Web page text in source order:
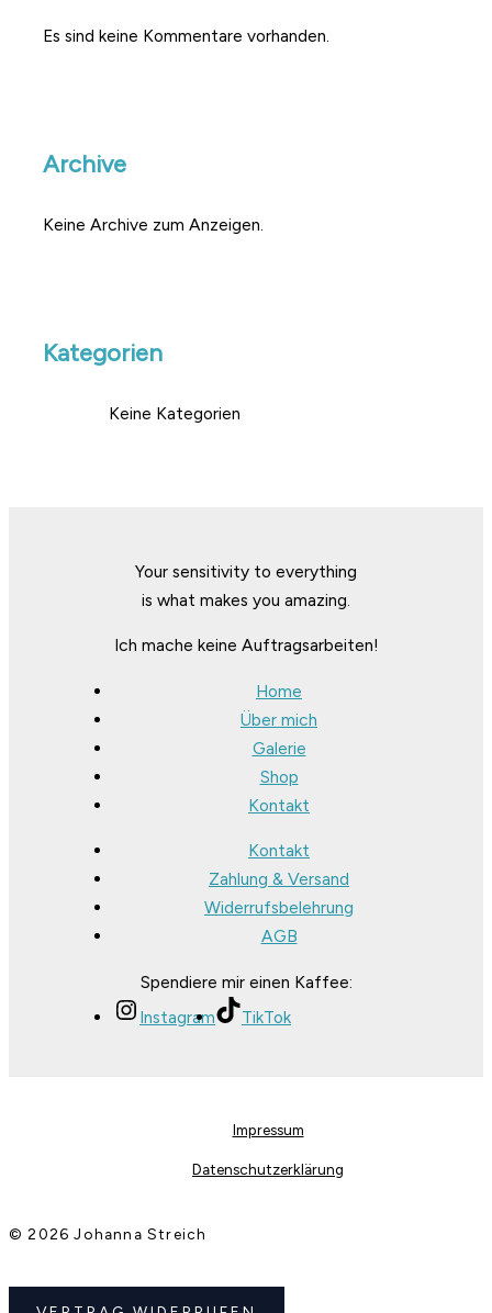
Es sind keine Kommentare vorhanden.
Archive
Keine Archive zum Anzeigen.
Kategorien
Keine Kategorien
Your sensitivity to everything
is what makes you amazing.
Ich mache keine Auftragsarbeiten!
Home
Über mich
Galerie
Shop
Kontakt
Kontakt
Zahlung & Versand
Widerrufsbelehrung
AGB
Spendiere mir einen Kaffee:
Instagram
TikTok
Impressum
Datenschutzerklärung
© 2026 Johanna Streich